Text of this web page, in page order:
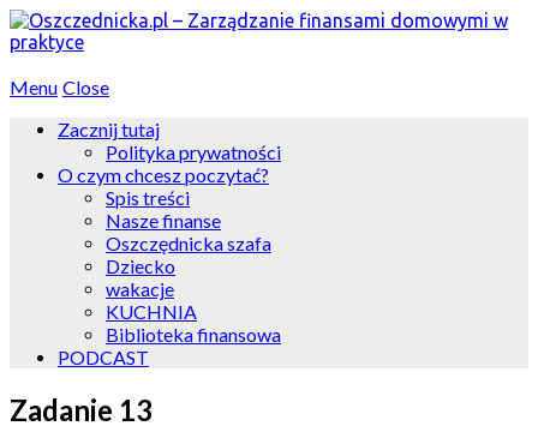
Menu Close
Zacznij tutaj
Polityka prywatności
O czym chcesz poczytać?
Spis treści
Nasze finanse
Oszczędnicka szafa
Dziecko
wakacje
KUCHNIA
Biblioteka finansowa
PODCAST
Zadanie 13